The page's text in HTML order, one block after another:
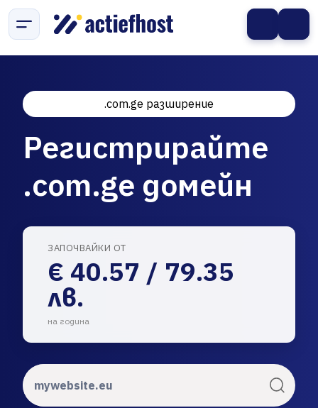
.com.ge разширение
Регистрирайте
.com.ge домейн
ЗАПОЧВАЙКИ ОТ
€ 40.57 / 79.35
лв.
на година